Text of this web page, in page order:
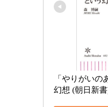
「やりがいの
幻想 (朝日新